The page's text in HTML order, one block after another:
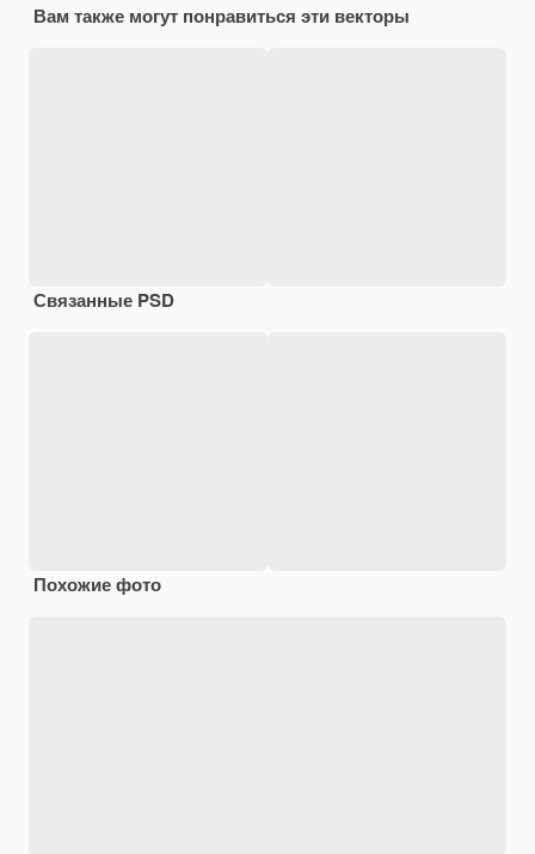
Вам также могут понравиться эти векторы
Связанные PSD
Похожие фото